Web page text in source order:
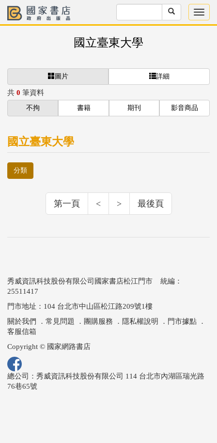
國立臺東大學
圖片 詳細
共 0 筆資料
不拘 書籍 期刊 影音商品
國立臺東大學
分類
第一頁 < > 最後頁
秀威資訊科技股份有限公司國家書店松江門市 統編：
25511417
門市地址：104 台北市中山區松江路209號1樓
關於我們 ． 常見問題 ． 團購服務 ． 隱私權說明 ． 門市據點 ．
客服信箱
Copyright © 國家網路書店
總公司：秀威資訊科技股份有限公司 114 台北市內湖區瑞光路
76巷65號